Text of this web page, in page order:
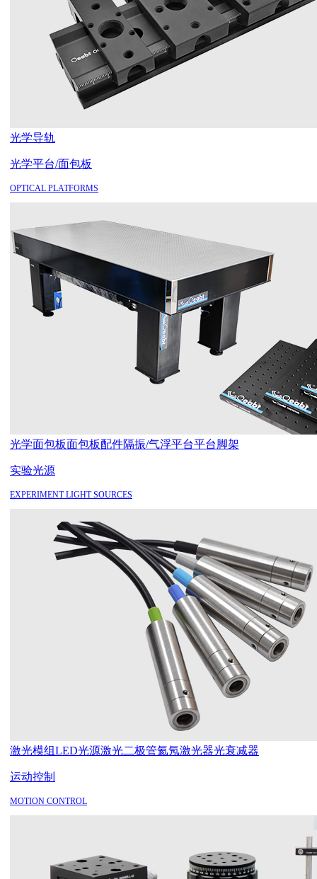
光学导轨
光学平台/面包板
OPTICAL PLATFORMS
光学面包板面包板配件隔振/气浮平台平台脚架
实验光源
EXPERIMENT LIGHT SOURCES
激光模组LED光源激光二极管氦氖激光器光衰减器
运动控制
MOTION CONTROL